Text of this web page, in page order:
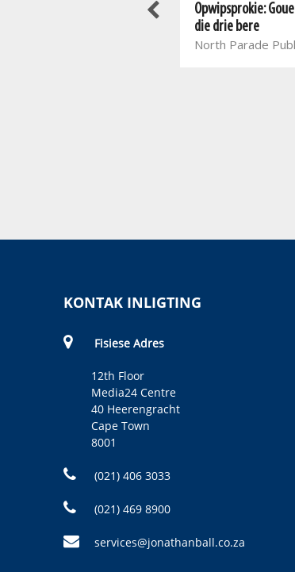
Opwipsprokie:
die drie bere
North Parade
KONTAK INLIGTING
Fisiese Adres
12th Floor
Media24 Centre
40 Heerengracht
Cape Town
8001
(021) 406 3033
(021) 469 8900
services@jonathanball.co.za